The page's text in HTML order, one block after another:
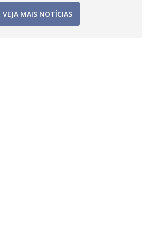
VEJA MAIS NOTÍCIAS